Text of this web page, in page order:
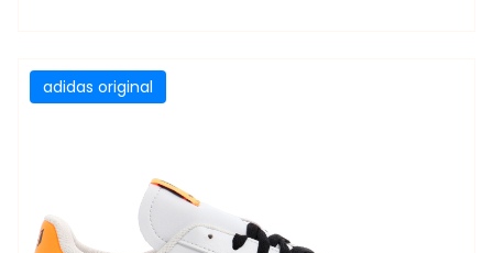
adidas original